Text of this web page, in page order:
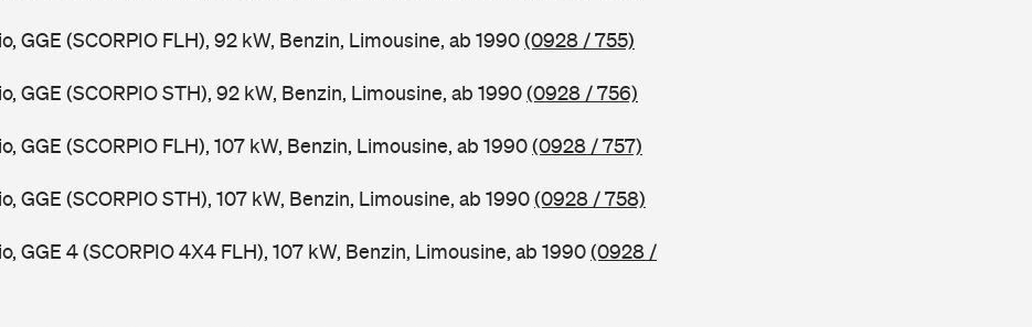
GGE (SCORPIO FLH), 92 kW, Benzin, Limousine, ab 1990(0928 / 755)
GGE (SCORPIO STH), 92 kW, Benzin, Limousine, ab 1990(0928 / 756)
GGE (SCORPIO FLH), 107 kW, Benzin, Limousine, ab 1990(0928 / 757)
GGE (SCORPIO STH), 107 kW, Benzin, Limousine, ab 1990(0928 / 758)
GGE 4 (SCORPIO 4X4 FLH), 107 kW, Benzin, Limousine, ab 1990(0928 /